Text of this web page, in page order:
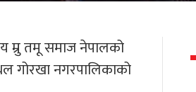
म्रु तमू समाज नेपालको
गोरखा नगरपालिकाको